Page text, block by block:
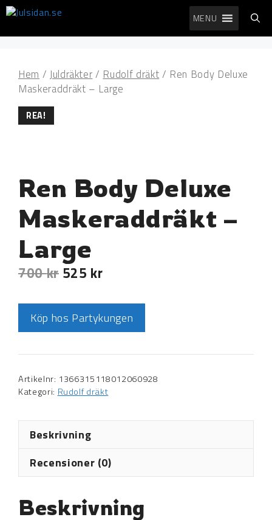
Hoppa
innehåll
MENU
Hem / Juldräkter / Rudolf dräkt / Ren Body Deluxe
Maskeraddräkt – Large
REA!
Ren Body Deluxe
Maskeraddräkt –
Large
700kr 525 kr
Köp hos Partykungen
Artikelnr: 1366315118012060928
Kategori: Rudolf dräkt
Beskrivning
Recensioner (0)
Beskrivning